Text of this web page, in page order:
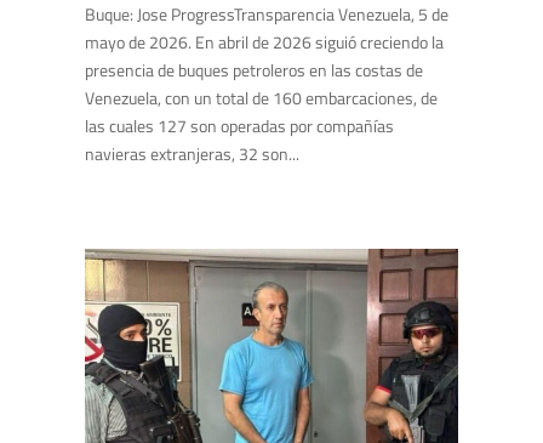
Buque: Jose ProgressTransparencia Venezuela, 5 de
mayo de 2026. En abril de 2026 siguió creciendo la
presencia de buques petroleros en las costas de
Venezuela, con un total de 160 embarcaciones, de
las cuales 127 son operadas por compañías
navieras extranjeras, 32 son...